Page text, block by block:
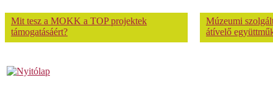
Mit tesz a MOKK a TOP projektek
támogatásáért?
Múzeumi
átívelő